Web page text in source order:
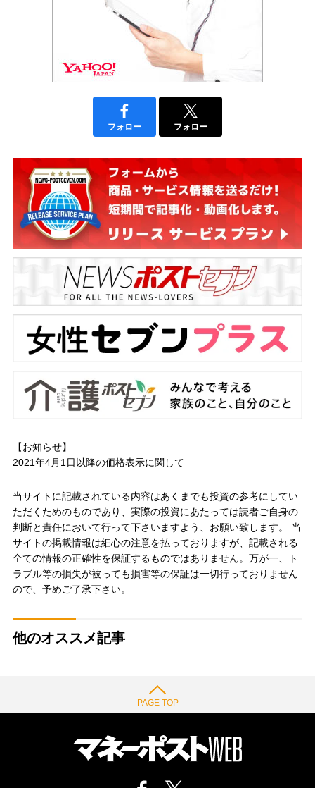
フォロー フォロー
【お知らせ】
2021年4月1日以降の価格表示に関して
当サイトに記載されている内容はあくまでも投資の参考にしてい
ただくためのものであり、実際の投資にあたっては読者ご自身の
判断と責任において行って下さいますよう、お願い致します。 当
サイトの掲載情報は細心の注意を払っておりますが、記載される
全ての情報の正確性を保証するものではありません。万が一、ト
ラブル等の損失が被っても損害等の保証は一切行っておりません
ので、予めご了承下さい。
他のオススメ記事
PAGE TOP